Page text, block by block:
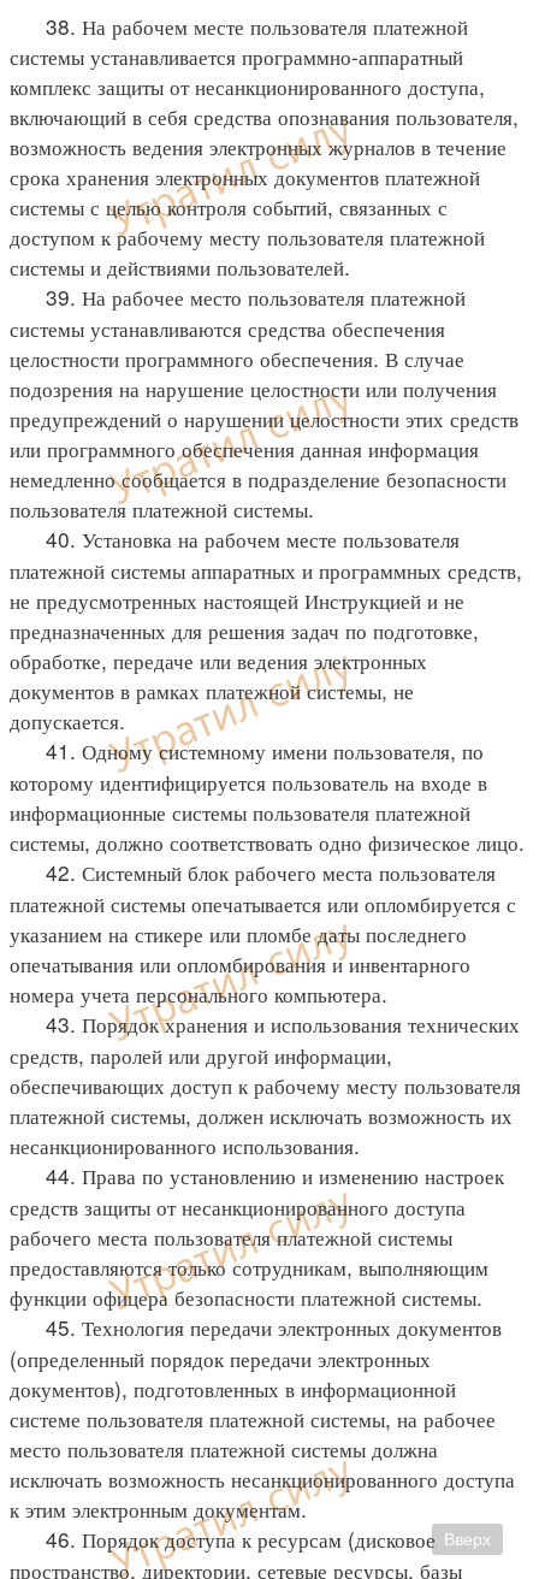
38. На рабочем месте пользователя платежной
системы устанавливается программно-аппаратный
комплекс защиты от несанкционированного доступа,
включающий в себя средства опознавания пользователя,
возможность ведения электронных журналов в течение
срока хранения электронных документов платежной
системы с целью контроля событий, связанных с
доступом к рабочему месту пользователя платежной
системы и действиями пользователей.
39. На рабочее место пользователя платежной
системы устанавливаются средства обеспечения
целостности программного обеспечения. В случае
подозрения на нарушение целостности или получения
предупреждений о нарушении целостности этих средств
или программного обеспечения данная информация
немедленно сообщается в подразделение безопасности
пользователя платежной системы.
40. Установка на рабочем месте пользователя
платежной системы аппаратных и программных средств,
не предусмотренных настоящей Инструкцией и не
предназначенных для решения задач по подготовке,
обработке, передаче или ведения электронных
документов в рамках платежной системы, не
допускается.
41. Одному системному имени пользователя, по
которому идентифицируется пользователь на входе в
информационные системы пользователя платежной
системы, должно соответствовать одно физическое лицо.
42. Системный блок рабочего места пользователя
платежной системы опечатывается или опломбируется с
указанием на стикере или пломбе даты последнего
опечатывания или опломбирования и инвентарного
номера учета персонального компьютера.
43. Порядок хранения и использования технических
средств, паролей или другой информации,
обеспечивающих доступ к рабочему месту пользователя
платежной системы, должен исключать возможность их
несанкционированного использования.
44. Права по установлению и изменению настроек
средств защиты от несанкционированного доступа
рабочего места пользователя платежной системы
предоставляются только сотрудникам, выполняющим
функции офицера безопасности платежной системы.
45. Технология передачи электронных документов
(определенный порядок передачи электронных
документов), подготовленных в информационной
системе пользователя платежной системы, на рабочее
место пользователя платежной системы должна
исключать возможность несанкционированного доступа
к этим электронным документам.
46. Порядок доступа к ресурсам (дисковое
пространство, директории, сетевые ресурсы, базы
Вверх